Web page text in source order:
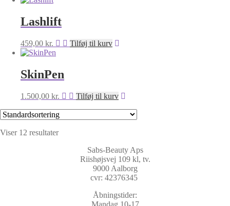
Lashlift
459,00 kr. Tilføj til kurv
SkinPen
1.500,00 kr. Tilføj til kurv
Viser 12 resultater
Sabs-Beauty Aps
Riishøjsvej 109 kl, tv.
9000 Aalborg
cvr: 42376345
Åbningstider:
Mandag 10-17